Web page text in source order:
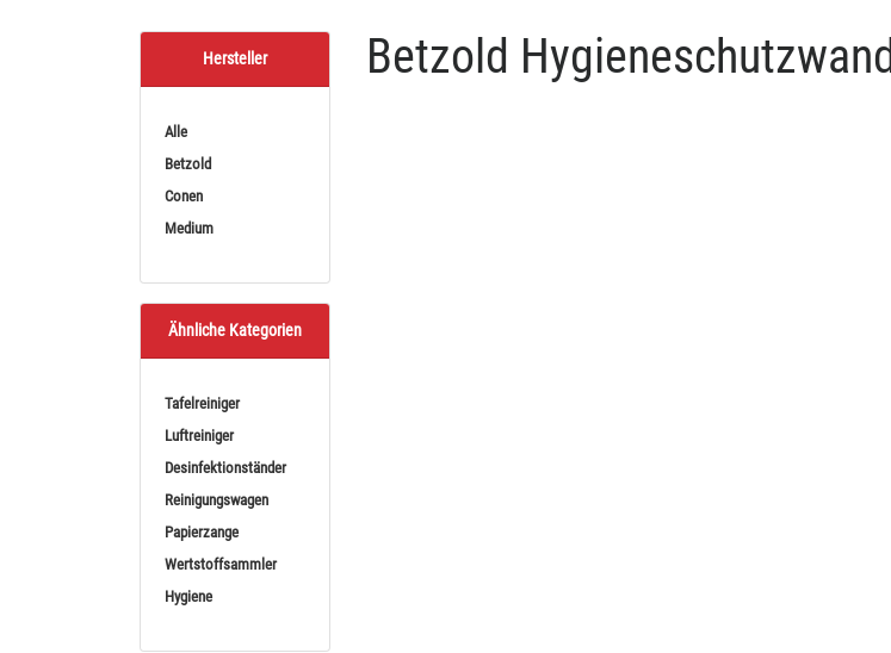
Hersteller
Alle
Betzold
Conen
Medium
Ähnliche Kategorien
Tafelreiniger
Luftreiniger
Desinfektionständer
Reinigungswagen
Papierzange
Wertstoffsammler
Hygiene
Betzold Hygieneschutzwand